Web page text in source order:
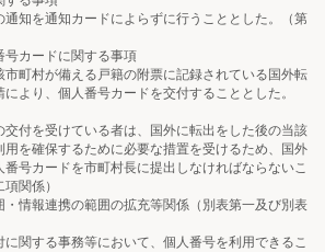
知を通知カードによらずに行うこととした。（第
カードに関する事項
村が備える戸籍の附票に記録されている国外転
より、個人番号カードを交付することとした。
を受けている者は、国外に転出をした後の当該
を確保するために必要な措置を受けるため、国外
号カードを市町村長に提出しなければならないこ
関係）
情報連携の範囲の拡充等関係（別表第一及び別表
する事務等において、個人番号を利用できるこ